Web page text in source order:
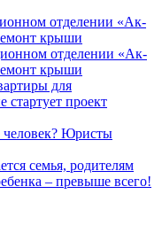
отделении «Ак-
крыши
отделении «Ак-
крыши
для
проект
человек? Юристы
семья, родителям
– превыше всего!